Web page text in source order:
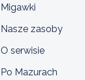
Migawki
Nasze zasoby
O serwisie
Po Mazurach